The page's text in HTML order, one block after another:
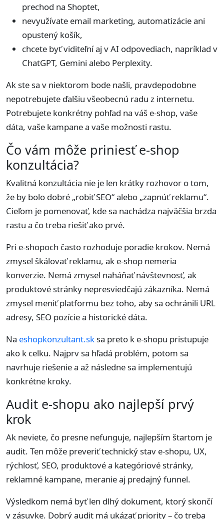
prechod na Shoptet,
nevyužívate email marketing, automatizácie ani
opustený košík,
chcete byť viditeľní aj v AI odpovediach, napríklad v
ChatGPT, Gemini alebo Perplexity.
Ak ste sa v niektorom bode našli, pravdepodobne
nepotrebujete ďalšiu všeobecnú radu z internetu.
Potrebujete konkrétny pohľad na váš e-shop, vaše
dáta, vaše kampane a vaše možnosti rastu.
Čo vám môže priniesť e-shop
konzultácia?
Kvalitná konzultácia nie je len krátky rozhovor o tom,
že by bolo dobré „robiť SEO“ alebo „zapnúť reklamu“.
Cieľom je pomenovať, kde sa nachádza najväčšia brzda
rastu a čo treba riešiť ako prvé.
Pri e-shopoch často rozhoduje poradie krokov. Nemá
zmysel škálovať reklamu, ak e-shop nemeria
konverzie. Nemá zmysel naháňať návštevnosť, ak
produktové stránky nepresviedčajú zákazníka. Nemá
zmysel meniť platformu bez toho, aby sa ochránili URL
adresy, SEO pozície a historické dáta.
Na eshopkonzultant.sksa preto k e-shopu pristupuje
ako k celku. Najprv sa hľadá problém, potom sa
navrhuje riešenie a až následne sa implementujú
konkrétne kroky.
Audit e-shopu ako najlepší prvý
krok
Ak neviete, čo presne nefunguje, najlepším štartom je
audit. Ten môže preveriť technický stav e-shopu, UX,
rýchlosť, SEO, produktové a kategóriové stránky,
reklamné kampane, meranie aj predajný funnel.
Výsledkom nemá byť len dlhý dokument, ktorý skončí
v zásuvke. Dobrý audit má ukázať priority – čo treba